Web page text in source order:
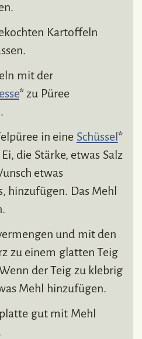
Kartoffeln
mit der
* zu Püree
in eine Schüssel *
die Stärke, etwas Salz
etwas
hinzufügen. Das Mehl
und mit den
zu einem glatten Teig
der Teig zu klebrig
Mehl hinzufügen.
gut mit Mehl